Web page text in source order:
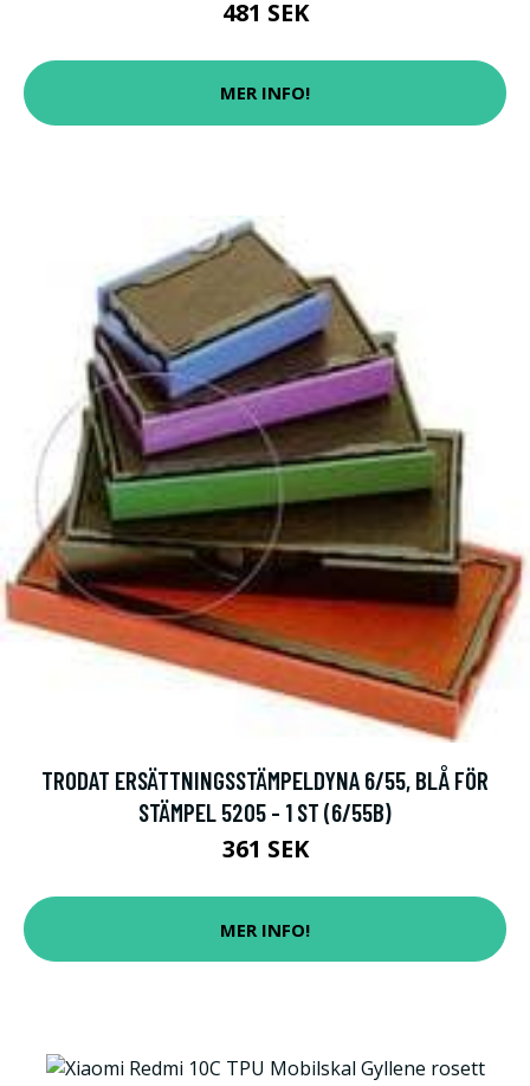
481 SEK
MER INFO!
TRODAT ERSÄTTNINGSSTÄMPELDYNA 6/55, BLÅ FÖR
STÄMPEL 5205 - 1 ST (6/55B)
361 SEK
MER INFO!